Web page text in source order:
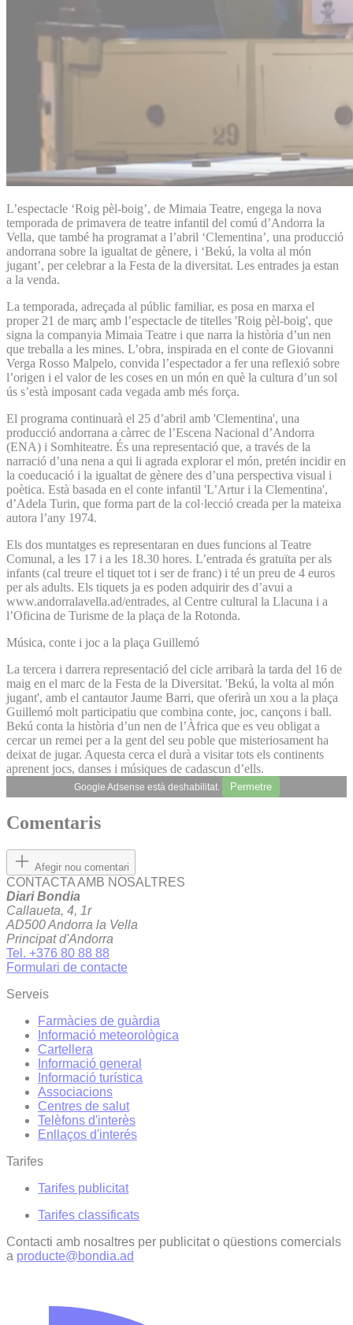
L’espectacle ‘Roig pèl-boig’, de Mimaia Teatre, engega la nova
temporada de primavera de teatre infantil del comú d’Andorra la
Vella, que també ha programat a l’abril ‘Clementina’, una producció
andorrana sobre la igualtat de gènere, i ‘Bekú, la volta al món
jugant’, per celebrar a la Festa de la diversitat. Les entrades ja estan
a la venda.
La temporada, adreçada al públic familiar, es posa en marxa el
proper 21 de març amb l’espectacle de titelles 'Roig pèl-boig', que
signa la companyia Mimaia Teatre i que narra la història d’un nen
que treballa a les mines. L’obra, inspirada en el conte de Giovanni
Verga Rosso Malpelo, convida l’espectador a fer una reflexió sobre
l’origen i el valor de les coses en un món en què la cultura d’un sol
ús s’està imposant cada vegada amb més força.
El programa continuarà el 25 d’abril amb 'Clementina', una
producció andorrana a càrrec de l’Escena Nacional d’Andorra
(ENA) i Somhiteatre. És una representació que, a través de la
narració d’una nena a qui li agrada explorar el món, pretén incidir en
la coeducació i la igualtat de gènere des d’una perspectiva visual i
poètica. Està basada en el conte infantil 'L’Artur i la Clementina',
d’Adela Turin, que forma part de la col·lecció creada per la mateixa
autora l’any 1974.
Els dos muntatges es representaran en dues funcions al Teatre
Comunal, a les 17 i a les 18.30 hores. L’entrada és gratuïta per als
infants (cal treure el tiquet tot i ser de franc) i té un preu de 4 euros
per als adults. Els tiquets ja es poden adquirir des d’avui a
www.andorralavella.ad/entrades, al Centre cultural la Llacuna i a
l’Oficina de Turisme de la plaça de la Rotonda.
Música, conte i joc a la plaça Guillemó
La tercera i darrera representació del cicle arribarà la tarda del 16 de
maig en el marc de la Festa de la Diversitat. 'Bekú, la volta al món
jugant', amb el cantautor Jaume Barri, que oferirà un xou a la plaça
Guillemó molt participatiu que combina conte, joc, cançons i ball.
Bekú conta la història d’un nen de l’Àfrica que es veu obligat a
cercar un remei per a la gent del seu poble que misteriosament ha
deixat de jugar. Aquesta cerca el durà a visitar tots els continents
aprenent jocs, danses i músiques de cadascun d’ells.
Google Adsense està deshabilitat. Permetre
Comentaris
Afegir nou comentari
CONTACTA AMB NOSALTRES
Diari Bondia
Callaueta, 4, 1r
AD500 Andorra la Vella
Principat d'Andorra
Tel. +376 80 88 88
Formulari de contacte
Serveis
Farmàcies de guàrdia
Informació meteorològica
Cartellera
Informació general
Informació turística
Associacions
Centres de salut
Telèfons d'interès
Enllaços d'interés
Tarifes
Tarifes publicitat
Tarifes classificats
Contacti amb nosaltres per publicitat o qüestions comercials
a producte@bondia.ad